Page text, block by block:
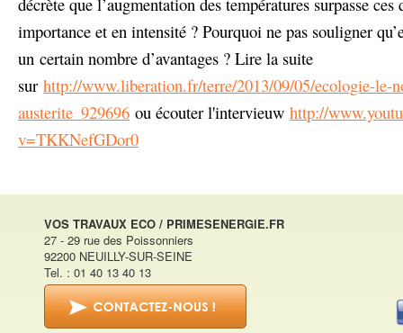
importance et en intensité ? Pourquoi ne pas souligner
un certain nombre d’avantages ? Lire la suite
sur http://www.liberation.fr/terre/2013/09/05/ecologie-le-
austerite_929696 ou écouter l'intervieuw http://
v=TKKNefGDor0
VOS TRAVAUX ECO / PRIMESENERGIE.FR
27 - 29 rue des Poissonniers
92200 NEUILLY-SUR-SEINE
Tel. : 01 40 13 40 13